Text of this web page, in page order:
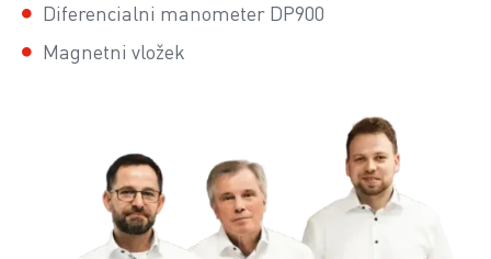
Diferencialni manometer DP900
Magnetni vložek